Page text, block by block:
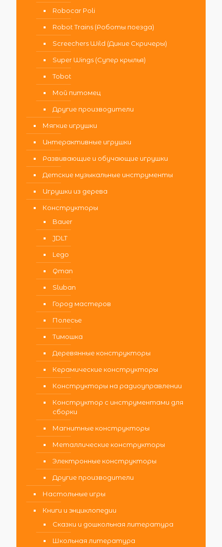
Robocar Poli
Robot Trains (Роботы поезда)
Screechers Wild (Дикие Скричеры)
Super Wings (Супер крылья)
Tobot
Мой питомец
Другие производители
Мягкие игрушки
Интерактивные игрушки
Развивающие и обучающие игрушки
Детские музыкальные инструменты
Игрушки из дерева
Конструкторы
Bauer
JDLT
Lego
Qman
Sluban
Город мастеров
Полесье
Тимошка
Деревянные конструкторы
Керамические конструкторы
Конструкторы на радиоуправлении
Конструктор с инструментами для
сборки
Магнитные конструкторы
Металлические конструкторы
Электронные конструкторы
Другие производители
Настольные игры
Книги и энциклопедии
Сказки и дошкольная литература
Школьная литература